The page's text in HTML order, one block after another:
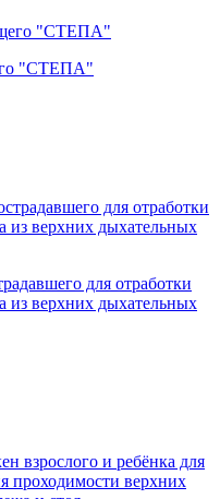
"СТЕПА"
для отработки
из верхних дыхательных